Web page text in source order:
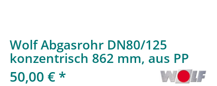
Wolf Abgasrohr DN80/125
konzentrisch 862 mm, aus PP
50,00 € *